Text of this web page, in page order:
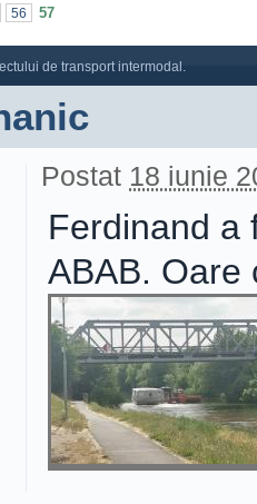
56 57
de transport intermodal.
Postat 18 iunie
Ferdinand a
ABAB. Oare